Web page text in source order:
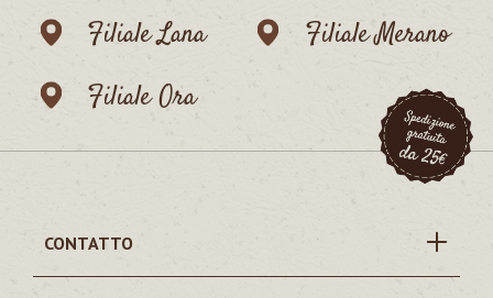
Filiale Lana
Filiale Merano
Filiale Ora
CONTATTO